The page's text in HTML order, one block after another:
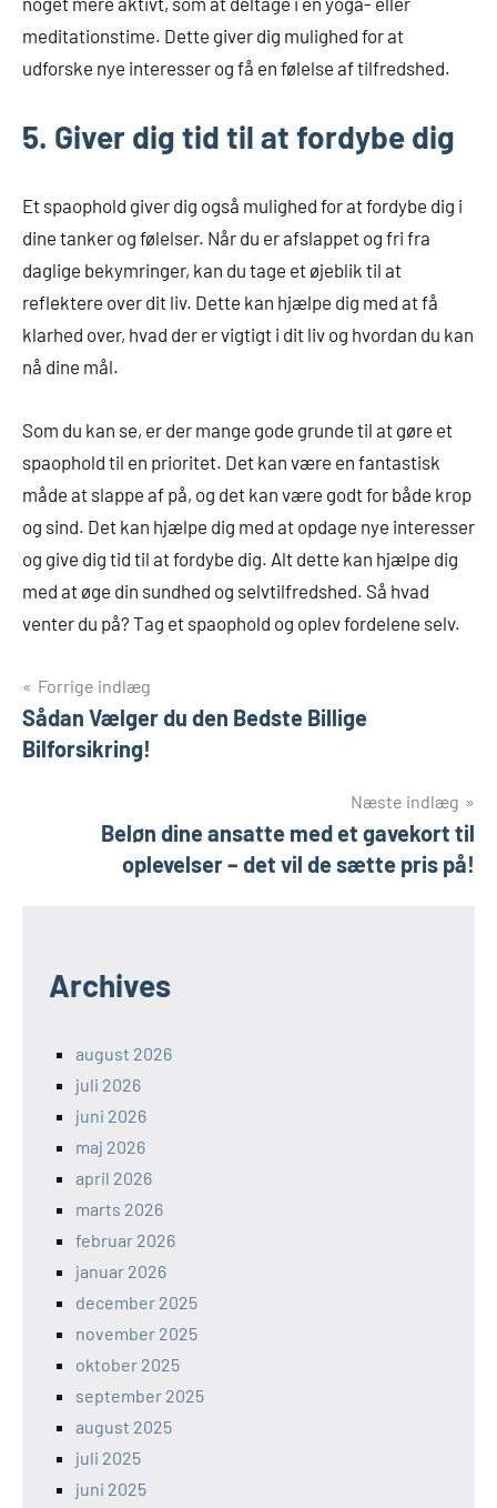
meditationstime. Dette giver dig mulighed for at
udforske nye interesser og få en følelse af tilfredshed.
5. Giver dig tid til at fordybe dig
Et spaophold giver dig også mulighed for at fordybe dig i
dine tanker og følelser. Når du er afslappet og fri fra
daglige bekymringer, kan du tage et øjeblik til at
reflektere over dit liv. Dette kan hjælpe dig med at få
klarhed over, hvad der er vigtigt i dit liv og hvordan du kan
nå dine mål.
Som du kan se, er der mange gode grunde til at gøre et
spaophold til en prioritet. Det kan være en fantastisk
måde at slappe af på, og det kan være godt for både krop
og sind. Det kan hjælpe dig med at opdage nye interesser
og give dig tid til at fordybe dig. Alt dette kan hjælpe dig
med at øge din sundhed og selvtilfredshed. Så hvad
venter du på? Tag et spaophold og oplev fordelene selv.
Indlægsnavigation
Forrige indlæg
Sådan Vælger du den Bedste Billige
Bilforsikring!
Næste indlæg
Beløn dine ansatte med et gavekort til
oplevelser – det vil de sætte pris på!
Archives
august 2026
juli 2026
juni 2026
maj 2026
april 2026
marts 2026
februar 2026
januar 2026
december 2025
november 2025
oktober 2025
september 2025
august 2025
juli 2025
juni 2025